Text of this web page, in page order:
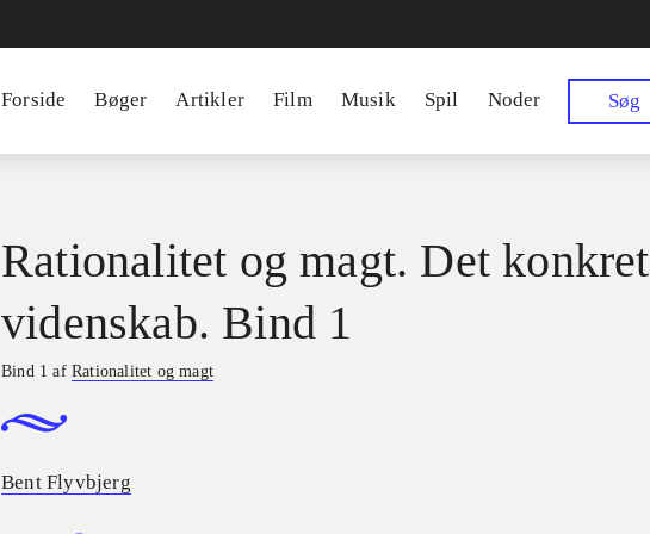
Forside Bøger Artikler Film Musik Spil Noder Søg
Rationalitet og magt. Det
videnskab. Bind 1
Bind 1 afRationalitet og magt
Bent Flyvbjerg